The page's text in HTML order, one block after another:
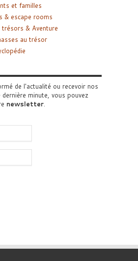
et familles
& escape rooms
trésors & Aventure
au trésor
de l'actualité ou recevoir nos
minute, vous pouvez
newsletter.